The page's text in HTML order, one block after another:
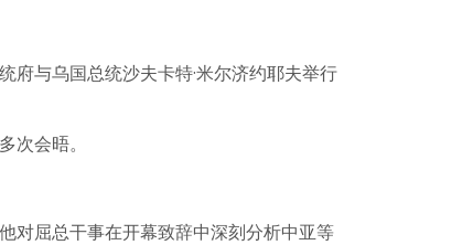
与乌国总统沙夫卡特·米尔济约耶夫举行
会晤。
对屈总干事在开幕致辞中深刻分析中亚等